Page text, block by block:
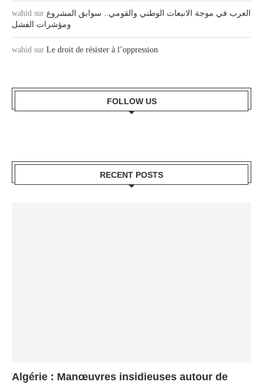
wahid sur العرب في موجة الانبعاث الوطني والقومي.. سوابق المشروع
ومؤشرات الفشل
wahid sur Le droit de résister à l’oppression
FOLLOW US
RECENT POSTS
Algérie : Manœuvres insidieuses autour de